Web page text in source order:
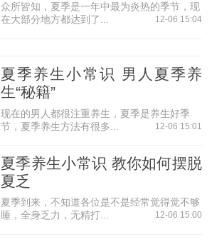
众所皆知，夏季是一年中最为炎热的季节，现
在大部分地方都达到了...
12-06 15:04
夏季养生小常识 男人夏季养
生“秘籍”
现在的男人都很注重养生，夏季是养生好季
节，夏季养生方法有很多...
12-06 15:01
夏季养生小常识 教你如何摆脱
夏乏
夏季到来，不知道各位是不是经常觉得觉不够
睡，全身乏力，无精打...
12-06 15:00